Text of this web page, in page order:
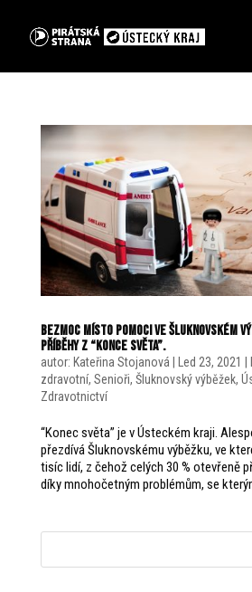
Bezmoc místo pomoci ve Šluknovském
příběhy z “konce světa”.
autor: Kateřina Stojanová Led 23, 2021
zdravotní, Senioři, Šluknovský výběžek,
Zdravotnictví
“Konec světa” je v Ústeckém kraji.
přezdívá Šluknovskému výběžku, ve
tisíc lidí, z čehož celých 30 % otevřeně
díky mnohočetným problémům, se